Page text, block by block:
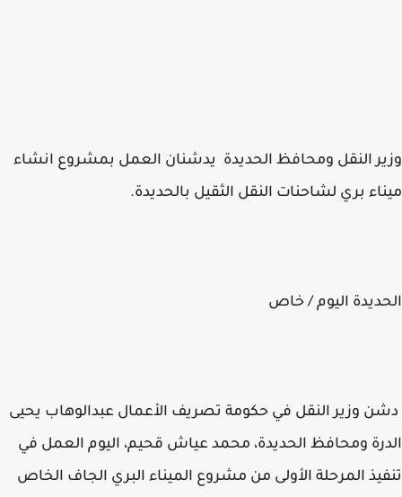
النقل ومحافظ الحديدة يدشنان العمل بمشروع انشاء
بري لشاحنات النقل الثقيل بالحديدة.
اليوم / خاص
وزير النقل في حكومة تصريف الأعمال عبدالوهاب يحيى
ومحافظ الحديدة، محمد عياش قحيم، اليوم العمل في
المرحلة الأولى من مشروع الميناء البري الجاف الخاص